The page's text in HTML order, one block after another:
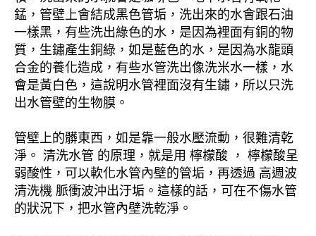
錳，管壁上會結成黑色管垢，洗出來的水會跟石油
一樣黑，有些洗出綠色的水，是因為裡面有銅的物
質，生鏽產生銅綠，如是藍色的水，是因為水龍頭
合金的養化造成，有些水管洗出像洗米水一樣，水
會是黃白色，這說明水管裡面沒有生鏽，所以只洗
出水管壁的生物膜。
管壁上的髒東西，如是靠一般水壓流動，很難清乾
淨。 清洗水管 的原理，就是用 檸檬酸 ， 檸檬酸呈
弱酸性，可以軟化水管內壁的管垢，再透過 高週波
清洗機 脈衝波沖出汙垢。這樣的話，可在不傷水管
的狀況下，把水管內壁洗乾淨。